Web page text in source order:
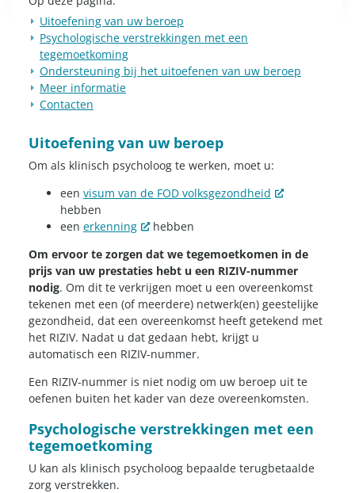
Uitoefening van uw beroep
Psychologische verstrekkingen met een
tegemoetkoming
Ondersteuning bij het uitoefenen van uw beroep
Meer informatie
Contacten
Uitoefening van uw beroep
Om als klinisch psycholoog te werken, moet u:
een visum van de FOD volksgezondheid
hebben
een erkenning
hebben
Om ervoor te zorgen dat we tegemoetkomen in de
prijs van uw prestaties hebt u een RIZIV-nummer
nodig. Om dit te verkrijgen moet u een overeenkomst
tekenen met een (of meerdere) netwerk(en) geestelijke
gezondheid, dat een overeenkomst heeft getekend met
het RIZIV. Nadat u dat gedaan hebt, krijgt u
automatisch een RIZIV-nummer.
Een RIZIV-nummer is niet nodig om uw beroep uit te
oefenen buiten het kader van deze overeenkomsten.
Psychologische verstrekkingen met een
tegemoetkoming
U kan als klinisch psycholoog bepaalde terugbetaalde
zorg verstrekken.